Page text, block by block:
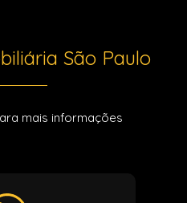
São Paulo
mais informações